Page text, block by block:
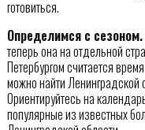
готовиться.
Определимся с сезоном.
теперь она на отдельной
Петербургом считается
можно найти Ленинградской
Ориентируйтесь на
популярные из известных